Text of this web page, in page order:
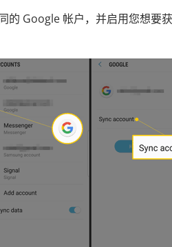
的 Google 帐户，并启用您想要